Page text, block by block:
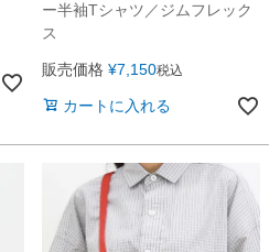
ー半袖Tシャツ／ジムフレック
ス
販売価格 ¥7,150税込
カートに入れる